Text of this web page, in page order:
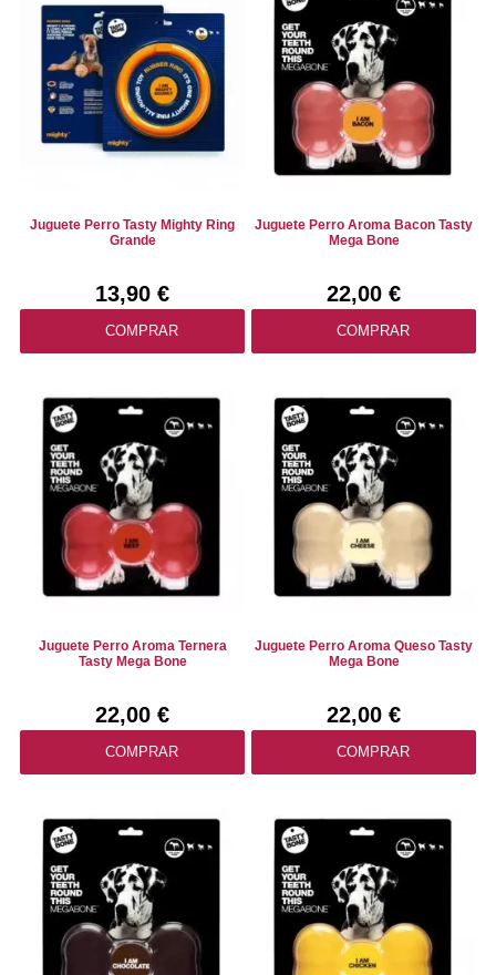
Juguete Perro Tasty Mighty Ring
Grande
13,90 €
COMPRAR
Juguete Perro Aroma Bacon Tasty
Mega Bone
22,00 €
COMPRAR
Juguete Perro Aroma Ternera
Tasty Mega Bone
22,00 €
COMPRAR
Juguete Perro Aroma Queso Tasty
Mega Bone
22,00 €
COMPRAR